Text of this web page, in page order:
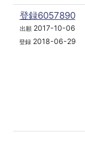
登録6057890
出願2017-10-06
登録2018-06-29